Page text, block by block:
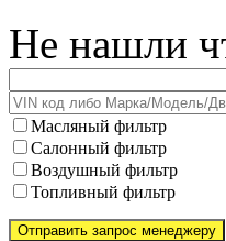
Не нашли
Масляный фильтр
Салонный фильтр
Воздушный фильтр
Топливный фильтр